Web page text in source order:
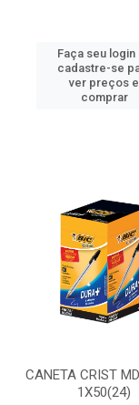
Faça seu login
cadastre-se
ver preços e
comprar
CANETA CRIST
1X50(24)